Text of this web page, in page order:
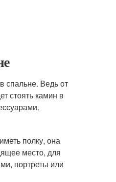
спальне. Ведь от
стоять камин в
полку, она
место, для
портреты или